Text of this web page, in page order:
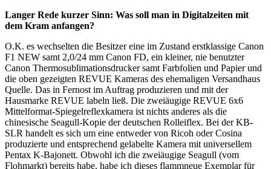
Langer Rede kurzer Sinn: Was soll man in Digitalzeiten mit
dem Kram anfangen?
O.K. es wechselten die Besitzer eine im Zustand erstklassige Canon
F1 NEW samt 2,0/24 mm Canon FD, ein kleiner, nie benutzter
Canon Thermosublimationsdrucker samt Farbfolien und Papier und
die oben gezeigten REVUE Kameras des ehemaligen Versandhaus
Quelle. Das in Fernost im Auftrag produzieren und mit der
Hausmarke REVUE labeln ließ. Die zweiäugige REVUE 6x6
Mittelformat-Spiegelreflexkamera ist nichts anderes als die
chinesische Seagull-Kopie der deutschen Rolleiflex. Bei der KB-
SLR handelt es sich um eine entweder von Ricoh oder Cosina
produzierte und entsprechend gelabelte Kamera mit universellem
Pentax K-Bajonett. Obwohl ich die zweiäugige Seagull (vom
Flohmarkt) bereits habe, habe ich dieses flammneue Exemplar für